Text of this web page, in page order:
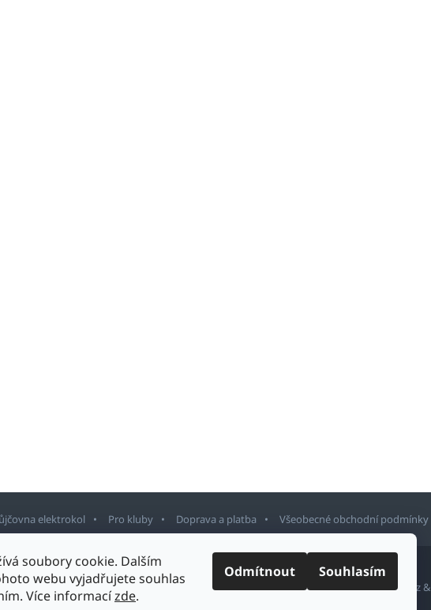
soubory cookie. Dalším
webu vyjadřujete souhlas
Více informacízde.
Odmítnout Souhlasím
elektrokol Pro kluby Doprava a platba Všeobecné obchodní podmínky
práva vyhrazena.Upravit nastavení cookies Design šablony vytvořilShoptetak.cz&